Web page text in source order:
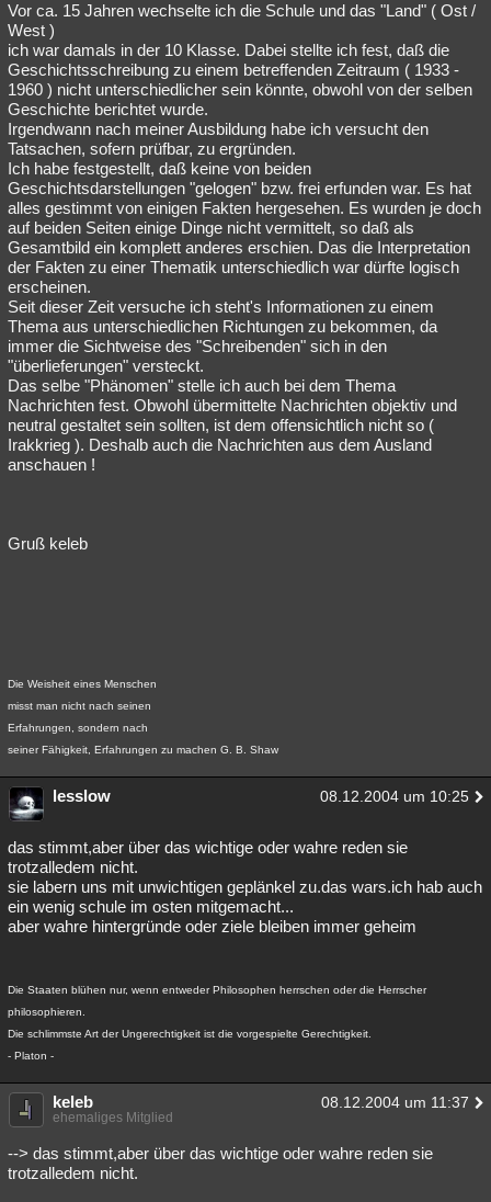
Vor ca. 15 Jahren wechselte ich die Schule und das "Land" ( Ost /
West )
ich war damals in der 10 Klasse. Dabei stellte ich fest, daß die
Geschichtsschreibung zu einem betreffenden Zeitraum ( 1933 -
1960 ) nicht unterschiedlicher sein könnte, obwohl von der selben
Geschichte berichtet wurde.
Irgendwann nach meiner Ausbildung habe ich versucht den
Tatsachen, sofern prüfbar, zu ergründen.
Ich habe festgestellt, daß keine von beiden
Geschichtsdarstellungen "gelogen" bzw. frei erfunden war. Es hat
alles gestimmt von einigen Fakten hergesehen. Es wurden je doch
auf beiden Seiten einige Dinge nicht vermittelt, so daß als
Gesamtbild ein komplett anderes erschien. Das die Interpretation
der Fakten zu einer Thematik unterschiedlich war dürfte logisch
erscheinen.
Seit dieser Zeit versuche ich steht's Informationen zu einem
Thema aus unterschiedlichen Richtungen zu bekommen, da
immer die Sichtweise des "Schreibenden" sich in den
"überlieferungen" versteckt.
Das selbe "Phänomen" stelle ich auch bei dem Thema
Nachrichten fest. Obwohl übermittelte Nachrichten objektiv und
neutral gestaltet sein sollten, ist dem offensichtlich nicht so (
Irakkrieg ). Deshalb auch die Nachrichten aus dem Ausland
anschauen !
Gruß keleb
Die Weisheit eines Menschen
misst man nicht nach seinen
Erfahrungen, sondern nach
seiner Fähigkeit, Erfahrungen zu machen G. B. Shaw
lesslow 08.12.2004 um 10:25
das stimmt,aber über das wichtige oder wahre reden sie
trotzalledem nicht.
sie labern uns mit unwichtigen geplänkel zu.das wars.ich hab auch
ein wenig schule im osten mitgemacht...
aber wahre hintergründe oder ziele bleiben immer geheim
Die Staaten blühen nur, wenn entweder Philosophen herrschen oder die Herrscher
philosophieren.
Die schlimmste Art der Ungerechtigkeit ist die vorgespielte Gerechtigkeit.
- Platon -
keleb 08.12.2004 um 11:37
ehemaliges Mitglied
--> das stimmt,aber über das wichtige oder wahre reden sie
trotzalledem nicht.